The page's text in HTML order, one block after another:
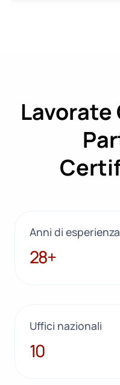
Lavorate
Anni di esperienza
28+
28+
Uffici nazionali
10
10